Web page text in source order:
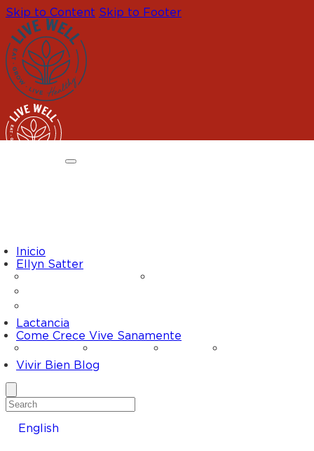
Skip to Content Skip to Footer
Inicio
Ellyn Satter
Lactancia
Come Crece Vive Sanamente
Vivir Bien Blog
Search
English